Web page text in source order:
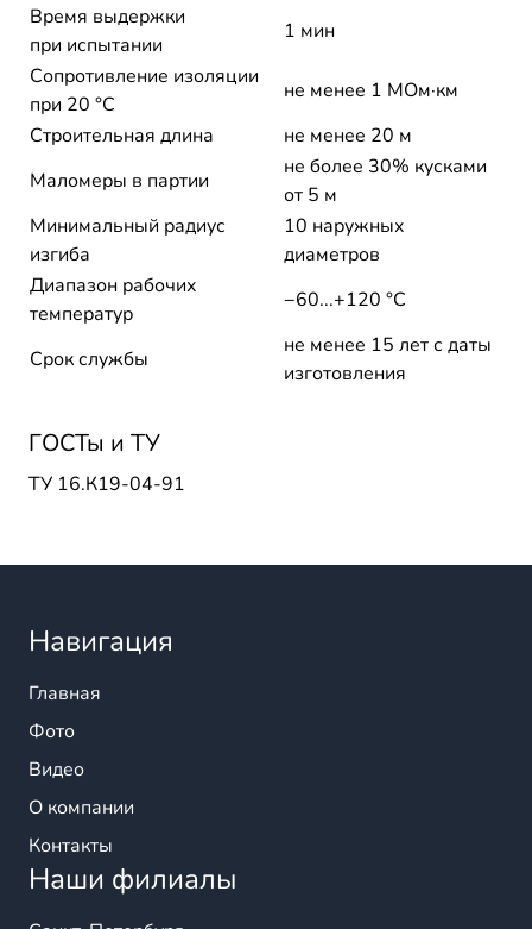
Время выдержки
при испытании
1 мин
Сопротивление изоляции
при 20 °С
не менее 1 МОм·км
Строительная длина
не менее 20 м
Маломеры в партии
не более 30% кусками
от 5 м
Минимальный радиус
изгиба
10 наружных
диаметров
Диапазон рабочих
температур
−60...+120 °C
Срок службы
не менее 15 лет с даты
изготовления
ГОСТы и ТУ
ТУ 16.К19-04-91
Навигация
Главная
Фото
Видео
О компании
Контакты
Наши филиалы